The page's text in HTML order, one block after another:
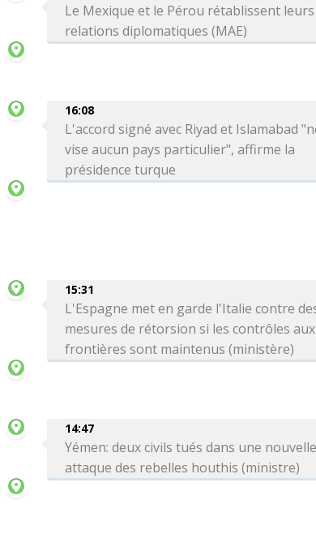
Le Mexique et le Pérou rétablissent leurs
relations diplomatiques (MAE)
16:08
L'accord signé avec Riyad et Islamabad
vise aucun pays particulier", affirme la
présidence turque
15:31
L'Espagne met en garde l'Italie contre
mesures de rétorsion si les contrôles aux
frontières sont maintenus (ministère)
14:47
Yémen: deux civils tués dans une
attaque des rebelles houthis (ministre)